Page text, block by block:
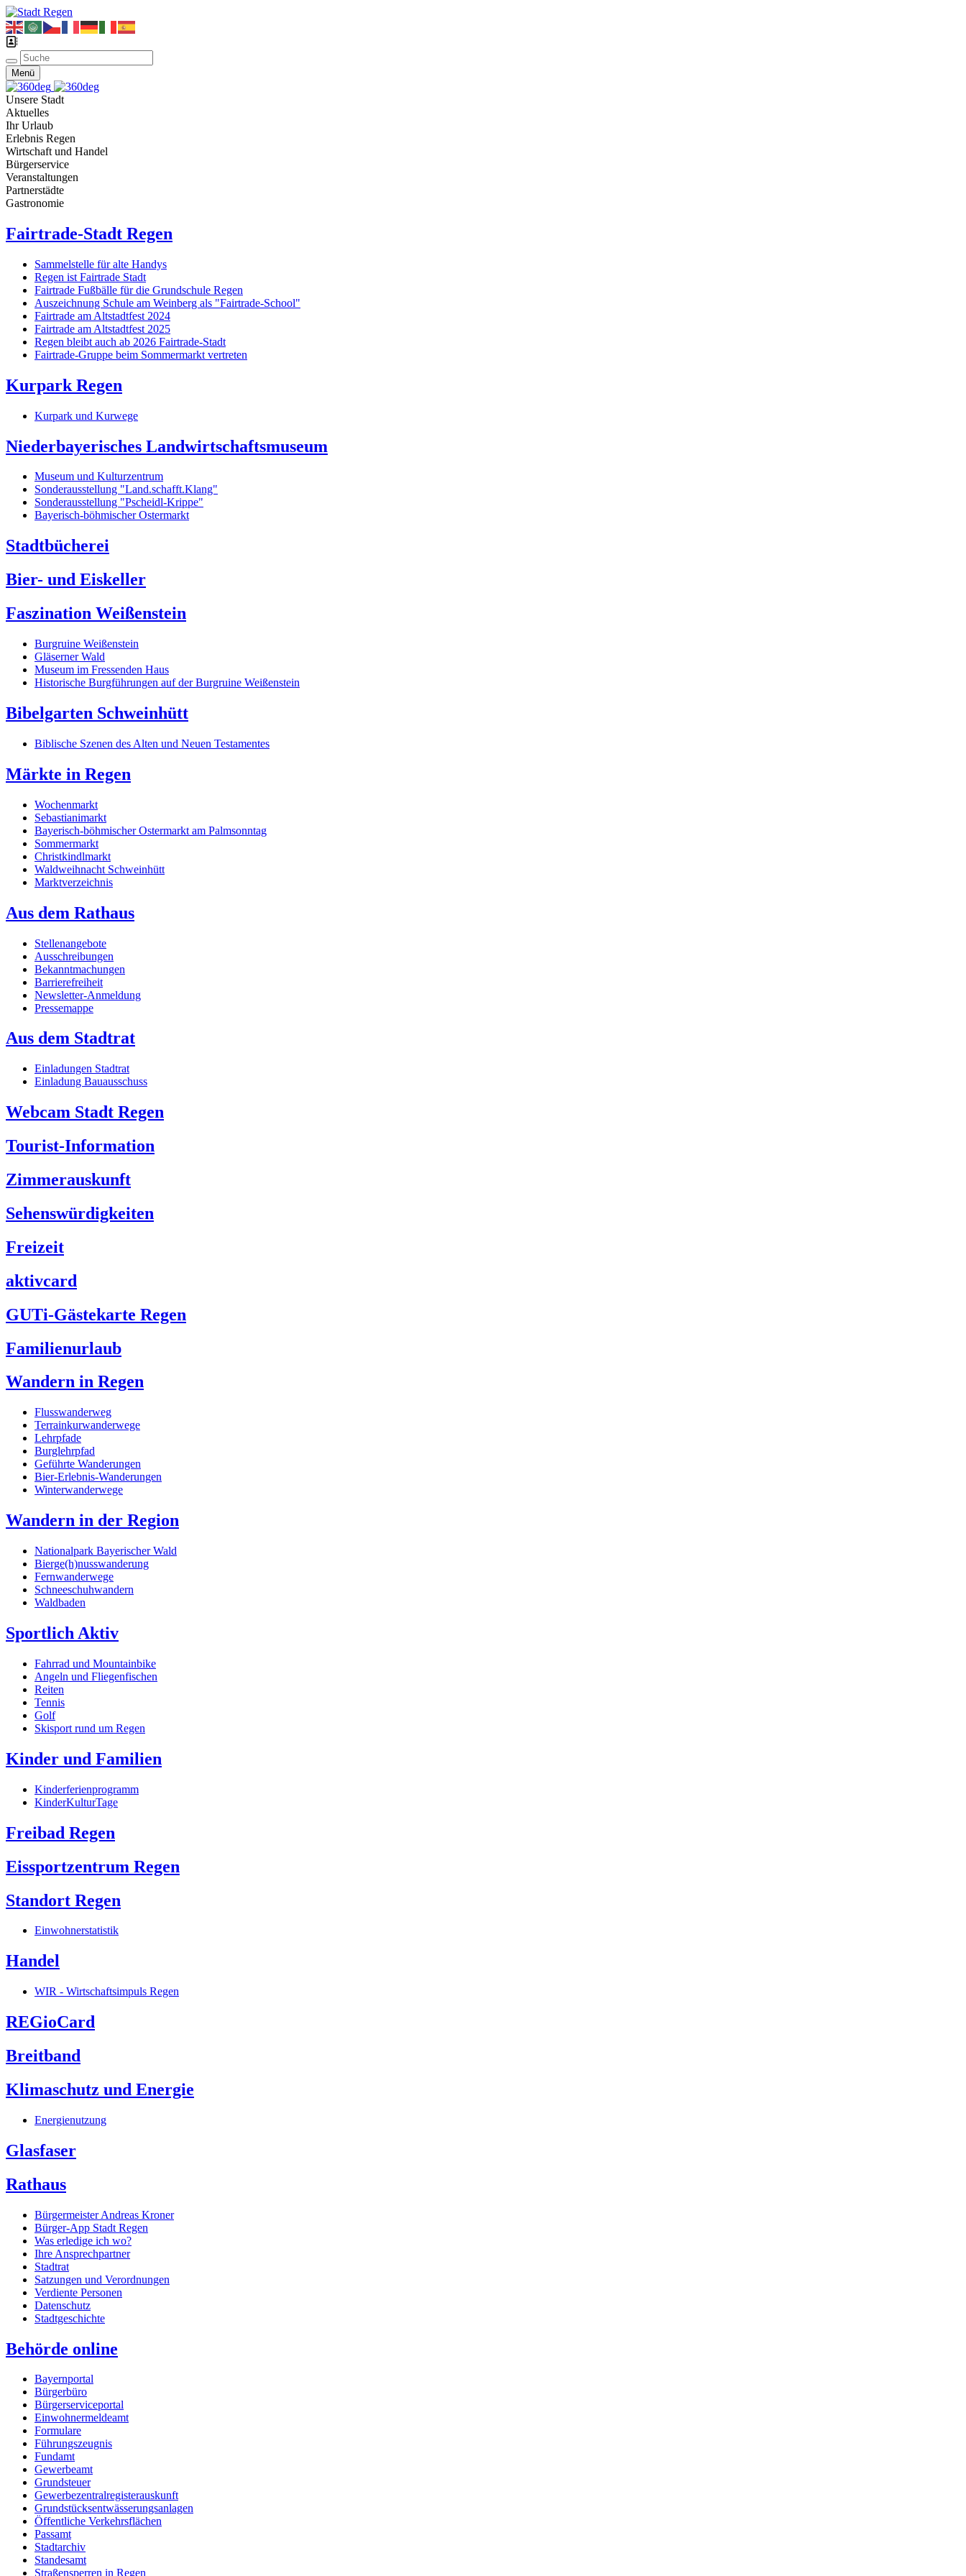
Menü
Unsere Stadt
Aktuelles
Ihr Urlaub
Erlebnis Regen
Wirtschaft und Handel
Bürgerservice
Veranstaltungen
Partnerstädte
Gastronomie
Fairtrade-Stadt Regen
Sammelstelle für alte Handys
Regen ist Fairtrade Stadt
Fairtrade Fußbälle für die Grundschule Regen
Auszeichnung Schule am Weinberg als "Fairtrade-School"
Fairtrade am Altstadtfest 2024
Fairtrade am Altstadtfest 2025
Regen bleibt auch ab 2026 Fairtrade-Stadt
Fairtrade-Gruppe beim Sommermarkt vertreten
Kurpark Regen
Kurpark und Kurwege
Niederbayerisches Landwirtschaftsmuseum
Museum und Kulturzentrum
Sonderausstellung "Land.schafft.Klang"
Sonderausstellung "Pscheidl-Krippe"
Bayerisch-böhmischer Ostermarkt
Stadtbücherei
Bier- und Eiskeller
Faszination Weißenstein
Burgruine Weißenstein
Gläserner Wald
Museum im Fressenden Haus
Historische Burgführungen auf der Burgruine Weißenstein
Bibelgarten Schweinhütt
Biblische Szenen des Alten und Neuen Testamentes
Märkte in Regen
Wochenmarkt
Sebastianimarkt
Bayerisch-böhmischer Ostermarkt am Palmsonntag
Sommermarkt
Christkindlmarkt
Waldweihnacht Schweinhütt
Marktverzeichnis
Aus dem Rathaus
Stellenangebote
Ausschreibungen
Bekanntmachungen
Barrierefreiheit
Newsletter-Anmeldung
Pressemappe
Aus dem Stadtrat
Einladungen Stadtrat
Einladung Bauausschuss
Webcam Stadt Regen
Tourist-Information
Zimmerauskunft
Sehenswürdigkeiten
Freizeit
aktivcard
GUTi-Gästekarte Regen
Familienurlaub
Wandern in Regen
Flusswanderweg
Terrainkurwanderwege
Lehrpfade
Burglehrpfad
Geführte Wanderungen
Bier-Erlebnis-Wanderungen
Winterwanderwege
Wandern in der Region
Nationalpark Bayerischer Wald
Bierge(h)nusswanderung
Fernwanderwege
Schneeschuhwandern
Waldbaden
Sportlich Aktiv
Fahrrad und Mountainbike
Angeln und Fliegenfischen
Reiten
Tennis
Golf
Skisport rund um Regen
Kinder und Familien
Kinderferienprogramm
KinderKulturTage
Freibad Regen
Eissportzentrum Regen
Standort Regen
Einwohnerstatistik
Handel
WIR - Wirtschaftsimpuls Regen
REGioCard
Breitband
Klimaschutz und Energie
Energienutzung
Glasfaser
Rathaus
Bürgermeister Andreas Kroner
Bürger-App Stadt Regen
Was erledige ich wo?
Ihre Ansprechpartner
Stadtrat
Satzungen und Verordnungen
Verdiente Personen
Datenschutz
Stadtgeschichte
Behörde online
Bayernportal
Bürgerbüro
Bürgerserviceportal
Einwohnermeldeamt
Formulare
Führungszeugnis
Fundamt
Gewerbeamt
Grundsteuer
Gewerbezentralregisterauskunft
Grundstücksentwässerungsanlagen
Öffentliche Verkehrsflächen
Passamt
Stadtarchiv
Standesamt
Straßensperren in Regen